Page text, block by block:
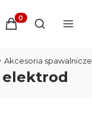
Produkty w
Otwórz
Akcesoria spawalnicze
elektrod